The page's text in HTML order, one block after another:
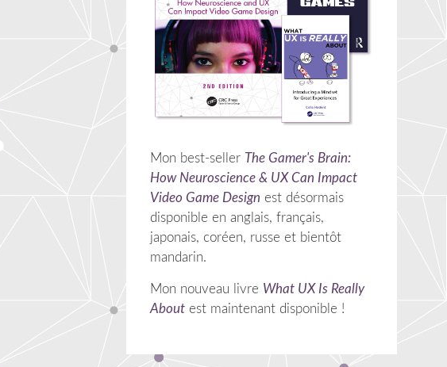
Mon best-seller The Gamer's Brain:
How Neuroscience & UX Can Impact
Video Game Design est désormais
disponible en anglais, français,
japonais, coréen, russe et bientôt
mandarin.
Mon nouveau livre What UX Is Really
Aboutest maintenant disponible !